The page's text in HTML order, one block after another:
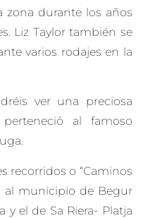
zona durante los años
Liz Taylor también se
varios rodajes en la
ver una preciosa
al famoso
recorridos o “Caminos
al municipio de Begur
y el de Sa Riera- Platja